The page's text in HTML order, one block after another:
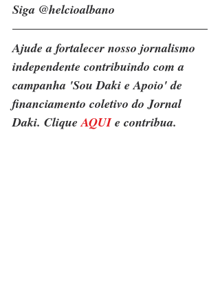
Siga @helcioalbano
Ajude a fortalecer nosso jornalismo
independente contribuindo com a
campanha 'Sou Daki e Apoio' de
financiamento coletivo do Jornal
Daki. Clique AQUI e contribua.